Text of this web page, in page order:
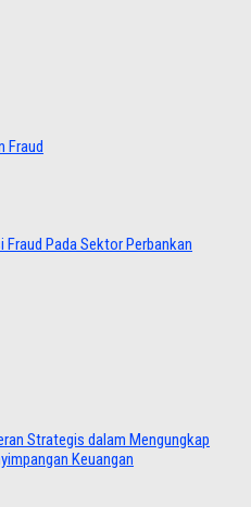
Fraud
Pada Sektor Perbankan
Strategis dalam Mengungkap
Keuangan